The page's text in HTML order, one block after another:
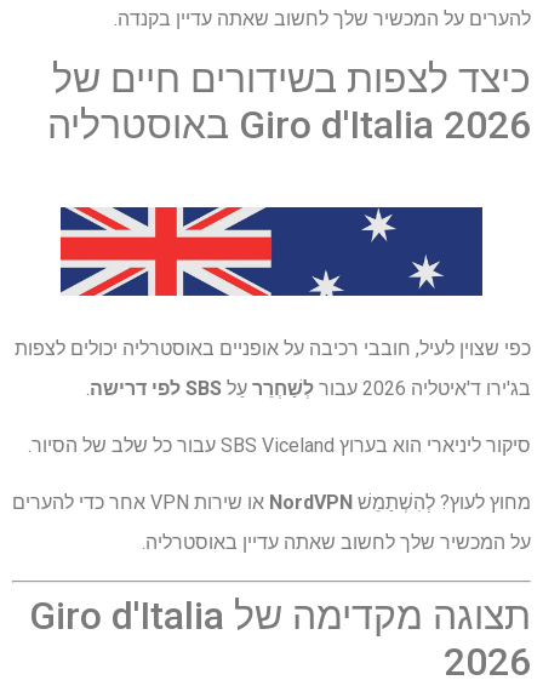
להערים על המכשיר שלך לחשוב שאתה עדיין בקנדה.
כיצד לצפות בשידורים חיים של
Giro d'Italia 2026 באוסטרליה
כפי שצוין לעיל, חובבי רכיבה על אופניים באוסטרליה יכולים לצפות
בג'ירו ד'איטליה 2026 עבור
לְשַׁחְרֵר עַל SBS לפי דרישה
סיקור ליניארי הוא בערוץ SBS Viceland עבור כל שלב של הסיור.
מחוץ לעוץ? לְהִשְׁתַמֵשׁ NordVPN
או שירות VPN אחר כדי להערים
על המכשיר שלך לחשוב שאתה עדיין באוסטרליה.
תצוגה מקדימה של Giro d'Italia
2026